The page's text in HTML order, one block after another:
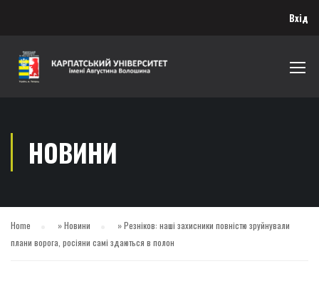
Вхід
НОВИНИ
Home »Новини »Резніков: наші захисники повністю зруйнували
плани ворога, росіяни самі здаються в полон